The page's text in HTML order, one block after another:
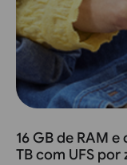
16 GB de RAM
TB com UFS por